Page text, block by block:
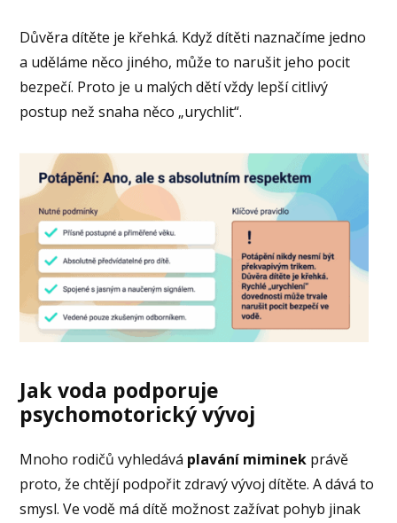
Důvěra dítěte je křehká. Když dítěti naznačíme jedno
a uděláme něco jiného, může to narušit jeho pocit
bezpečí. Proto je u malých dětí vždy lepší citlivý
postup než snaha něco „urychlit“.
Jak voda podporuje
psychomotorický vývoj
Mnoho rodičů vyhledává plavání miminek právě
proto, že chtějí podpořit zdravý vývoj dítěte. A dává to
smysl. Ve vodě má dítě možnost zažívat pohyb jinak